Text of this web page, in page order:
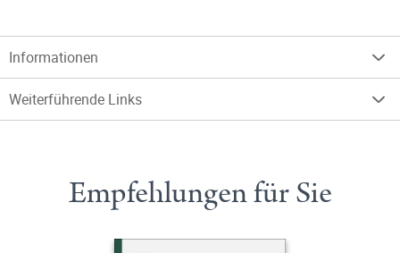
Informationen
Weiterführende Links
Empfehlungen für Sie